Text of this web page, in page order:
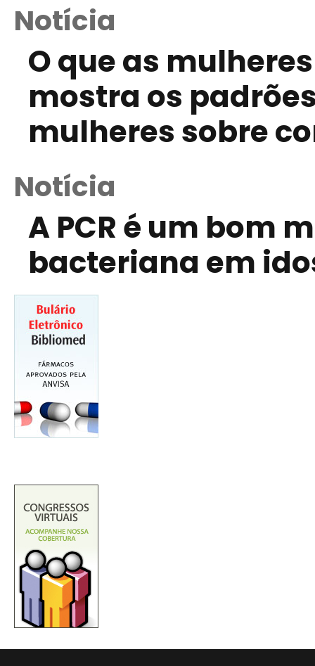
Notícia
O que as
mostra os
mulheres sobre
Notícia
A PCR é um bom
bacteriana em